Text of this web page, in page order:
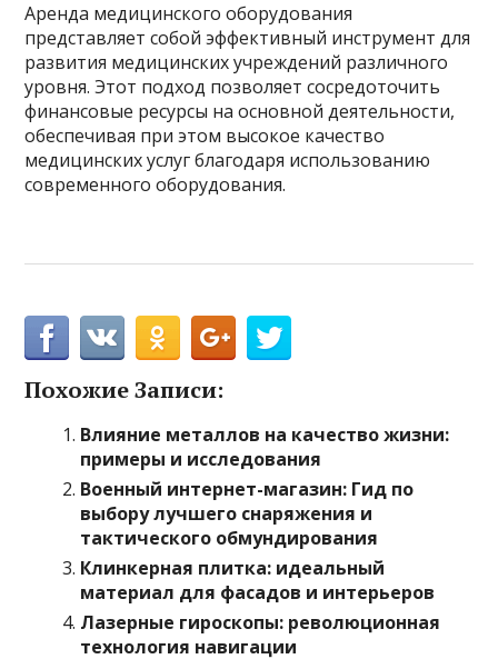
Аренда медицинского оборудования
представляет собой эффективный инструмент для
развития медицинских учреждений различного
уровня. Этот подход позволяет сосредоточить
финансовые ресурсы на основной деятельности,
обеспечивая при этом высокое качество
медицинских услуг благодаря использованию
современного оборудования.
Похожие Записи:
Влияние металлов на качество жизни:
примеры и исследования
Военный интернет-магазин: Гид по
выбору лучшего снаряжения и
тактического обмундирования
Клинкерная плитка: идеальный
материал для фасадов и интерьеров
Лазерные гироскопы: революционная
технология навигации